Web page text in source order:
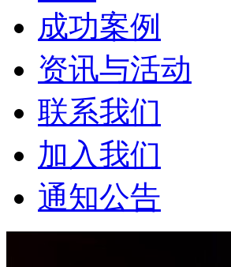
成功案例
资讯与活动
联系我们
加入我们
通知公告